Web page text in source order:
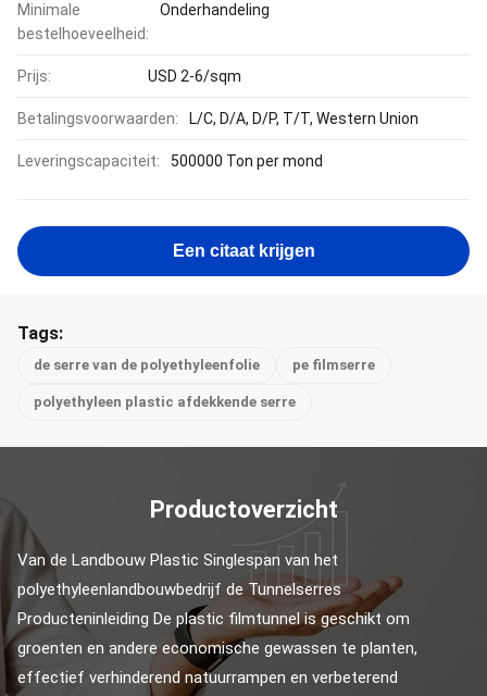
Minimale
bestelhoeveelheid:
Onderhandeling
Prijs: USD 2-6/sqm
Betalingsvoorwaarden: L/C, D/A, D/P, T/T, Western Union
Leveringscapaciteit: 500000 Ton per mond
Een citaat krijgen
Tags:
de serre van de polyethyleenfolie pe filmserre
polyethyleen plastic afdekkende serre
Productoverzicht
Van de Landbouw Plastic Singlespan van het
polyethyleenlandbouwbedrijf de Tunnelserres
Producteninleiding De plastic filmtunnel is geschikt om
groenten en andere economische gewassen te planten,
effectief verhinderend natuurrampen en verbeterend